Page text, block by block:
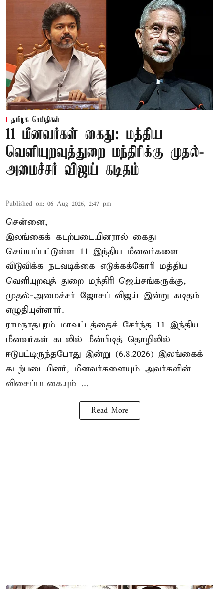
தமிழக செய்திகள்
11 மீனவர்கள் கைது: மத்திய
வெளியுறவுத்துறை மந்திரிக்கு முதல்-
அமைச்சர் விஜய் கடிதம்
Published on: 06 Aug 2026, 2:47 pm
சென்னை,
இலங்கைக் கடற்படையினரால் கைது
செய்யப்பட்டுள்ள 11 இந்திய மீனவர்களை
விடுவிக்க நடவடிக்கை எடுக்கக்கோரி மத்திய
வெளியுறவுத் துறை மந்திரி ஜெய்சங்கருக்கு,
முதல்-அமைச்சர் ஜோசப் விஜய் இன்று கடிதம்
எழுதியுள்ளார்.
ராமநாதபுரம் மாவட்டத்தைச் சேர்ந்த 11 இந்திய
மீனவர்கள் கடலில் மீன்பிடித் தொழிலில்
ஈடுபட்டிருந்தபோது இன்று (6.8.2026) இலங்கைக்
கடற்படையினர், மீனவர்களையும் அவர்களின்
விசைப்படகையும் ...
Read More